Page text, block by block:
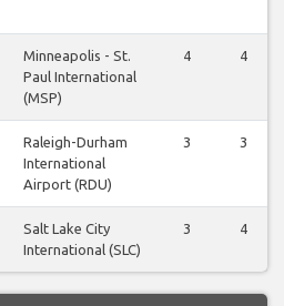
Minneapolis - St.
Paul International
(MSP)
4 4
Raleigh-Durham
International
Airport (RDU)
3 3
Salt Lake City
International (SLC)
3 4